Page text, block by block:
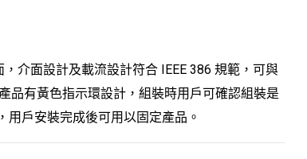
介面設計及載流設計符合 IEEE 386 規範，可與
品有黃色指示環設計，組裝時用戶可確認組裝是
戶安裝完成後可用以固定產品。